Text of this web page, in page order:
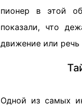
пионер в этой
показали, что
движение или речь
Одной из самых